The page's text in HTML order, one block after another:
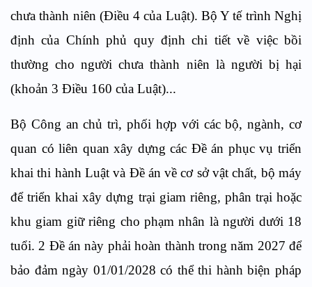
chưa thành niên (Điều 4 của Luật). Bộ Y tế trình Nghị
định của Chính phủ quy định chi tiết về việc bồi
thường cho người chưa thành niên là người bị hại
(khoản 3 Điều 160 của Luật)...
Bộ Công an chủ trì, phối hợp với các bộ, ngành, cơ
quan có liên quan xây dựng các Đề án phục vụ triển
khai thi hành Luật và Đề án về cơ sở vật chất, bộ máy
để triển khai xây dựng trại giam riêng, phân trại hoặc
khu giam giữ riêng cho phạm nhân là người dưới 18
tuổi. 2 Đề án này phải hoàn thành trong năm 2027 để
bảo đảm ngày 01/01/2028 có thể thi hành biện pháp